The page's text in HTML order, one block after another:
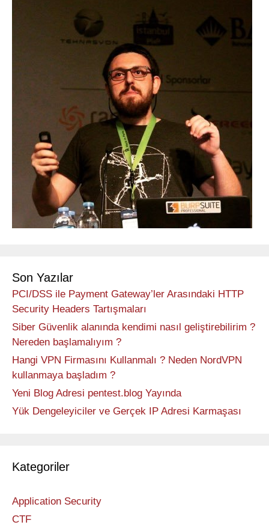
Son Yazılar
PCI/DSS ile Payment Gateway’ler Arasındaki HTTP
Security Headers Tartışmaları
Siber Güvenlik alanında kendimi nasıl geliştirebilirim ?
Nereden başlamalıyım ?
Hangi VPN Firmasını Kullanmalı ? Neden NordVPN
kullanmaya başladım ?
Yeni Blog Adresi pentest.blog Yayında
Yük Dengeleyiciler ve Gerçek IP Adresi Karmaşası
Kategoriler
Application Security
CTF